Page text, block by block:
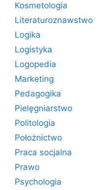
Kosmetologia
Literaturoznawstwo
Logika
Logistyka
Logopedia
Marketing
Pedagogika
Pielęgniarstwo
Politologia
Położnictwo
Praca socjalna
Prawo
Psychologia